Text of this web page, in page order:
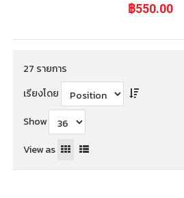
฿550.00
27 รายการ
เรียงโดย
Show
View as